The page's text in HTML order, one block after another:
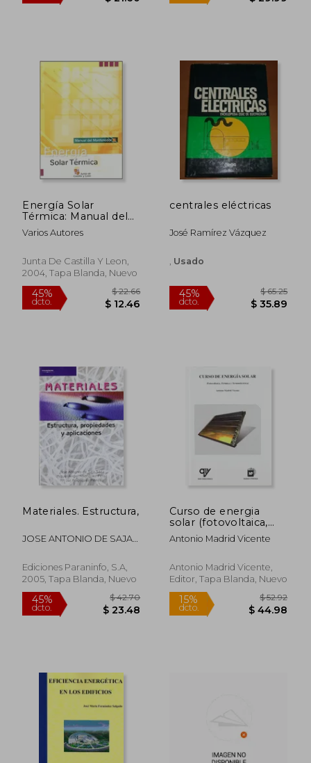
45% 15%
Energía Solar
Térmica: Manual del
Mantenedor
Varios Autores
Junta De Castilla Y Leon,
2004, Tapa Blanda, Nuevo
45% $ 22.66
centrales eléctricas
José Ramírez Vázquez
Usado
45%
dcto.
Materiales. Estructura, propiedades y aplicaciones
JOSE ANTONIO DE SAJA
Ediciones Paraninfo, S.A,
2005, Tapa Blanda, Nuevo
Curso de energia
solar (fotovoltaica,
termica y
termoelectrica)
Antonio Madrid Vicente
Antonio Madrid Vicente,
Editor, Tapa Blanda, Nuevo